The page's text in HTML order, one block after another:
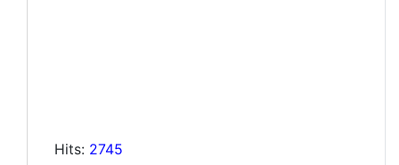
Hits: 2745